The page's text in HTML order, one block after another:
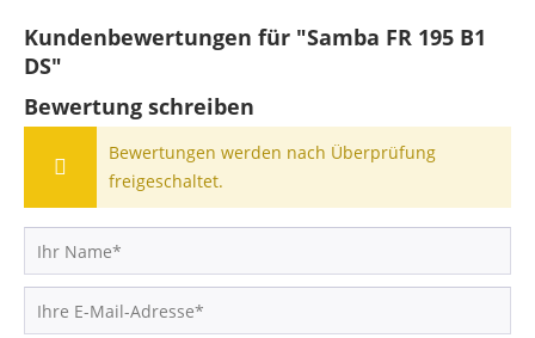
Kundenbewertungen für "Samba FR 195 B1
DS"
Bewertung schreiben
Bewertungen werden nach Überprüfung
freigeschaltet.